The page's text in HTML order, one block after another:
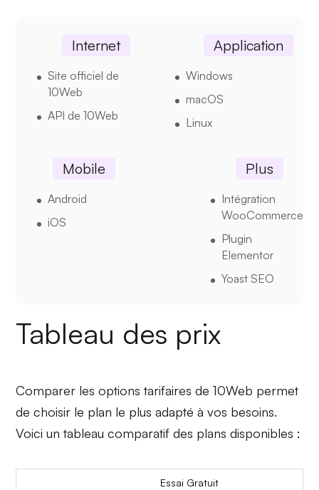
Internet
Site officiel de
10Web
API de 10Web
Application
Windows
macOS
Linux
Mobile
Android
iOS
Plus
Intégration
WooCommerce
Plugin
Elementor
Yoast SEO
Tableau des prix
Comparer les options tarifaires de 10Web permet
de choisir le plan le plus adapté à vos besoins.
Voici un tableau comparatif des plans disponibles :
Essai Gratuit